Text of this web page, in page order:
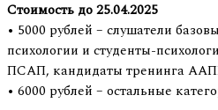
Стоимость до 25.04.2025
• 5000 рублей – слушатели
психологии и студенты-
ПСАП, кандидаты тренинга
• 6000 рублей – остальные